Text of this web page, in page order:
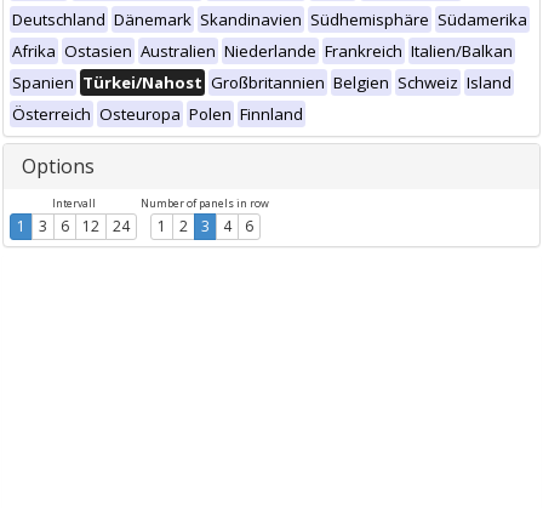
Deutschland Dänemark Skandinavien Südhemisphäre Südamerika
Afrika Ostasien Australien Niederlande Frankreich Italien/Balkan
Spanien Türkei/Nahost Großbritannien Belgien Schweiz Island
Österreich Osteuropa Polen Finnland
Options
Intervall
1 3 6 12 24
Number of panels in row
1 2 3 4 6